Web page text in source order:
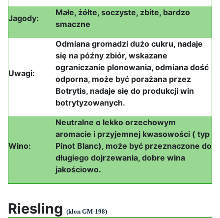
Jagody:
Małe, żółte, soczyste, zbite, bardzo
smaczne
Uwagi:
Odmiana gromadzi dużo cukru, nadaje
się na późny zbiór, wskazane
ograniczanie plonowania, odmiana dość
odporna, może być porażana przez
Botrytis, nadaje się do produkcji win
botrytyzowanych.
Wino:
Neutralne o lekko orzechowym
aromacie i przyjemnej kwasowości ( typ
Pinot Blanc), może być przeznaczone do
długiego dojrzewania, dobre wina
jakościowo.
Riesling (klon GM-198)